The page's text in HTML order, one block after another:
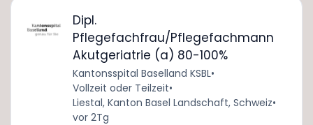
Dipl.
Pflegefachfrau/Pflegefachmann
Akutgeriatrie (a) 80-100%
Kantonsspital Baselland KSBL•
Vollzeit oder Teilzeit•
Liestal, Kanton Basel Landschaft, Schweiz•
vor 2Tg